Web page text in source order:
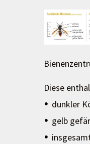
Diese
dunkler
gelb